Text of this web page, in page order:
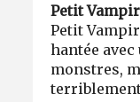
Petit
Petit
hantée avec
monstres,